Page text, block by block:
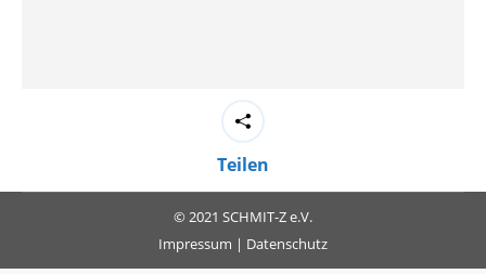
Teilen
© 2021 SCHMIT-Z e.V.
Impressum | Datenschutz